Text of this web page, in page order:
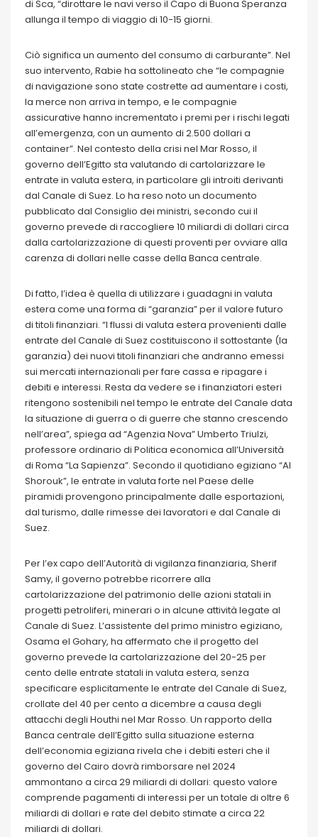
di Sca, “dirottare le navi verso il Capo di Buona Speranza
allunga il tempo di viaggio di 10-15 giorni.
Ciò significa un aumento del consumo di carburante”. Nel
suo intervento, Rabie ha sottolineato che “le compagnie
di navigazione sono state costrette ad aumentare i costi,
la merce non arriva in tempo, e le compagnie
assicurative hanno incrementato i premi per i rischi legati
all’emergenza, con un aumento di 2.500 dollari a
container”. Nel contesto della crisi nel Mar Rosso, il
governo dell’Egitto sta valutando di cartolarizzare le
entrate in valuta estera, in particolare gli introiti derivanti
dal Canale di Suez. Lo ha reso noto un documento
pubblicato dal Consiglio dei ministri, secondo cui il
governo prevede di raccogliere 10 miliardi di dollari circa
dalla cartolarizzazione di questi proventi per ovviare alla
carenza di dollari nelle casse della Banca centrale.
Di fatto, l’idea è quella di utilizzare i guadagni in valuta
estera come una forma di “garanzia” per il valore futuro
di titoli finanziari. “I flussi di valuta estera provenienti dalle
entrate del Canale di Suez costituiscono il sottostante (la
garanzia) dei nuovi titoli finanziari che andranno emessi
sui mercati internazionali per fare cassa e ripagare i
debiti e interessi. Resta da vedere se i finanziatori esteri
ritengono sostenibili nel tempo le entrate del Canale data
la situazione di guerra o di guerre che stanno crescendo
nell’area”, spiega ad “Agenzia Nova” Umberto Triulzi,
professore ordinario di Politica economica all’Università
di Roma “La Sapienza”. Secondo il quotidiano egiziano “Al
Shorouk”, le entrate in valuta forte nel Paese delle
piramidi provengono principalmente dalle esportazioni,
dal turismo, dalle rimesse dei lavoratori e dal Canale di
Suez.
Per l’ex capo dell’Autorità di vigilanza finanziaria, Sherif
Samy, il governo potrebbe ricorrere alla
cartolarizzazione del patrimonio delle azioni statali in
progetti petroliferi, minerari o in alcune attività legate al
Canale di Suez. L’assistente del primo ministro egiziano,
Osama el Gohary, ha affermato che il progetto del
governo prevede la cartolarizzazione del 20-25 per
cento delle entrate statali in valuta estera, senza
specificare esplicitamente le entrate del Canale di Suez,
crollate del 40 per cento a dicembre a causa degli
attacchi degli Houthi nel Mar Rosso. Un rapporto della
Banca centrale dell’Egitto sulla situazione esterna
dell’economia egiziana rivela che i debiti esteri che il
governo del Cairo dovrà rimborsare nel 2024
ammontano a circa 29 miliardi di dollari: questo valore
comprende pagamenti di interessi per un totale di oltre 6
miliardi di dollari e rate del debito stimate a circa 22
miliardi di dollari.